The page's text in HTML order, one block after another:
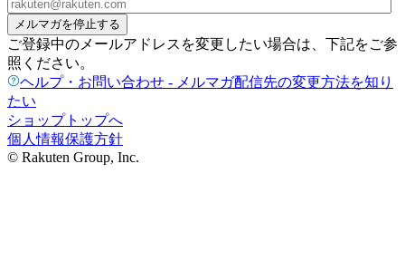
メルマガを停止する
ご登録中のメールアドレスを変更したい場合は、下記をご参
照ください。
ヘルプ・お問い合わせ - メルマガ配信先の変更方法を知り
たい
ショップトップへ
個人情報保護方針
© Rakuten Group, Inc.